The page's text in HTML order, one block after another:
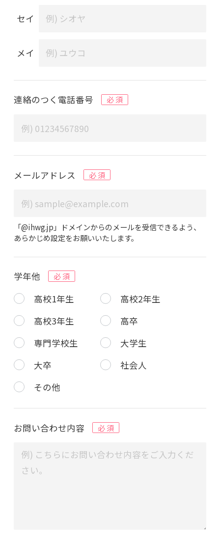
セイ
メイ
連絡のつく電話番号 必 須
メールアドレス 必 須
「@ihwg.jp」ドメインからのメールを受信できるよう、
あらかじめ設定をお願いいたします。
学年他 必 須
高校1年生
高校2年生
高校3年生
高卒
専門学校生
大学生
大卒
社会人
その他
お問い合わせ内容 必 須